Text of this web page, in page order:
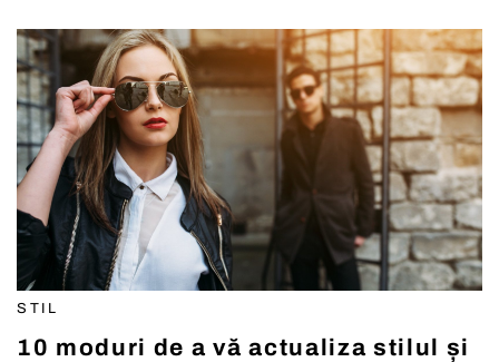
STIL
10 moduri de a vă actualiza stilul și